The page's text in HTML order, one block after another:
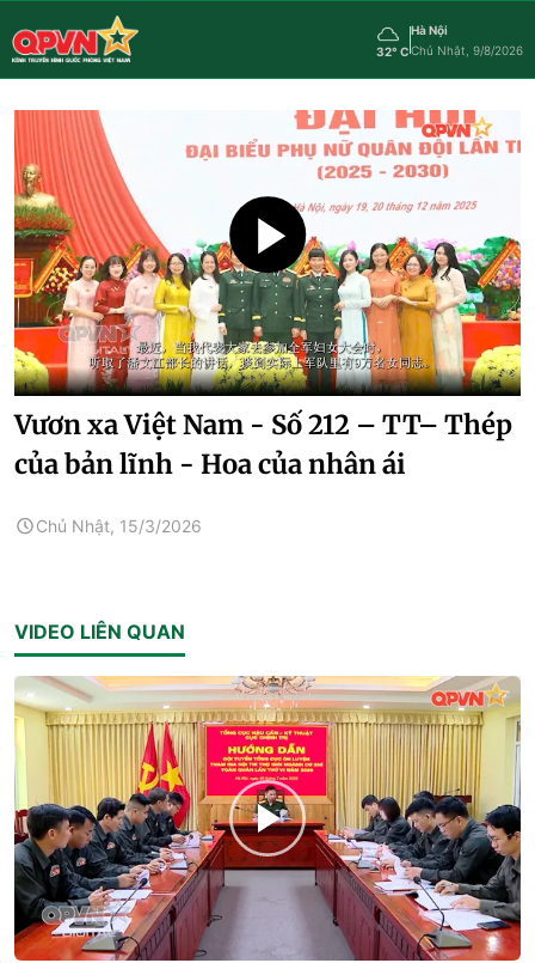
32° C
Hà Nội
Chủ Nhật, 9/8/2026
Vươn xa Việt Nam - Số 212 – TT– Thép
của bản lĩnh - Hoa của nhân ái
Chủ Nhật, 15/3/2026
VIDEO LIÊN QUAN